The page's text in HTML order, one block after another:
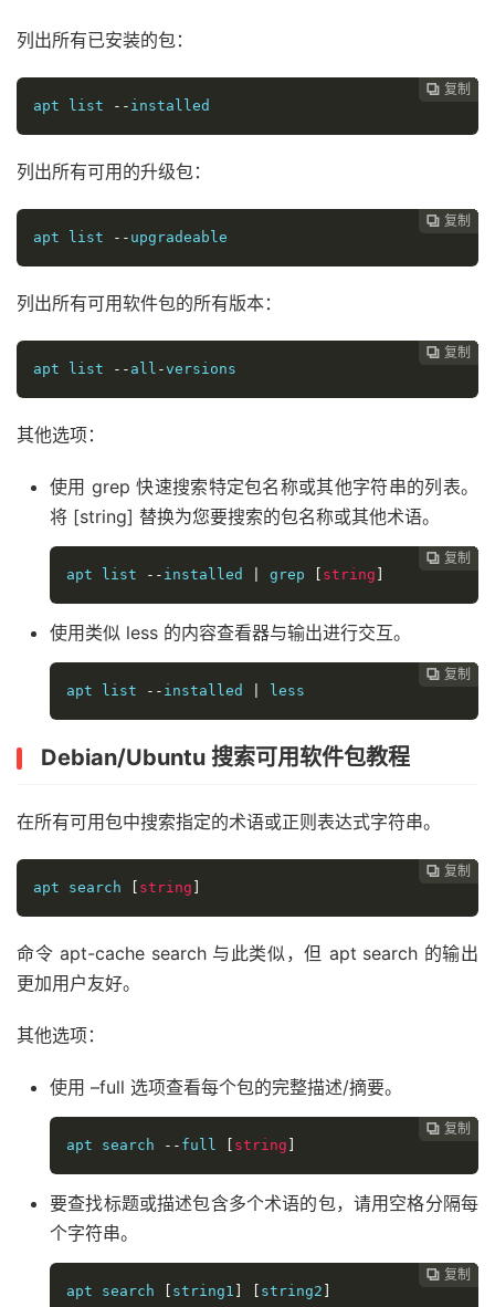
列出所有已安装的包：
 复制
 复制
 复制
 复制
 复制
 复制
 复制
 复制
 复制
 复制
 复制
apt list
-- installed
列出所有可用的升级包：
 复制
 复制
 复制
 复制
 复制
 复制
 复制
 复制
 复制
 复制
apt list
-- upgradeable
列出所有可用软件包的所有版本：
 复制
 复制
 复制
 复制
 复制
 复制
 复制
 复制
 复制
apt list
-- all -versions
其他选项：
使用 grep 快速搜索特定包名称或其他字符串的列表。
将 [string] 替换为您要搜索的包名称或其他术语。
 复制
 复制
 复制
 复制
 复制
 复制
 复制
 复制
apt list
-- installed grep [ string ]
使用类似 less 的内容查看器与输出进行交互。
 复制
 复制
 复制
 复制
 复制
 复制
 复制
apt list
-- installed less
Debian/Ubuntu 搜索可用软件包教程
在所有可用包中搜索指定的术语或正则表达式字符串。
 复制
 复制
 复制
 复制
 复制
 复制
apt search
[ string ]
命令 apt-cache search 与此类似，但 apt search 的输出
更加用户友好。
其他选项：
使用 –full 选项查看每个包的完整描述/摘要。
 复制
 复制
 复制
 复制
 复制
apt search
-- full [ string ]
要查找标题或描述包含多个术语的包，请用空格分隔每
个字符串。
 复制
 复制
 复制
 复制
apt search
[ string1 ] [ string2 ]